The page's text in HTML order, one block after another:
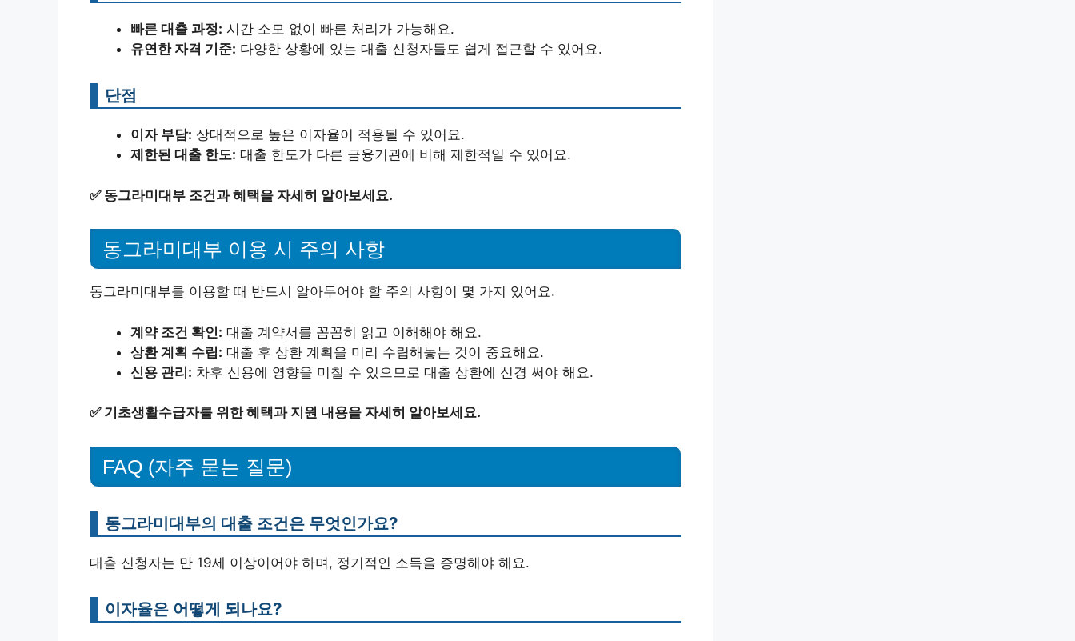
빠른 대출 과정: 시간 소모 없이 빠른 처리가 가능해요.
유연한 자격 기준: 다양한 상황에 있는 대출 신청자들도 쉽게 접근할 수 있어요.
단점
이자 부담: 상대적으로 높은 이자율이 적용될 수 있어요.
제한된 대출 한도: 대출 한도가 다른 금융기관에 비해 제한적일 수 있어요.
✅ 동그라미대부 조건과 혜택을 자세히 알아보세요.
동그라미대부 이용 시 주의 사항
동그라미대부를 이용할 때 반드시 알아두어야 할 주의 사항이 몇 가지 있어요.
계약 조건 확인: 대출 계약서를 꼼꼼히 읽고 이해해야 해요.
상환 계획 수립: 대출 후 상환 계획을 미리 수립해놓는 것이 중요해요.
신용 관리: 차후 신용에 영향을 미칠 수 있으므로 대출 상환에 신경 써야 해요.
✅ 기초생활수급자를 위한 혜택과 지원 내용을 자세히 알아보세요.
FAQ (자주 묻는 질문)
동그라미대부의 대출 조건은 무엇인가요?
대출 신청자는 만 19세 이상이어야 하며, 정기적인 소득을 증명해야 해요.
이자율은 어떻게 되나요?